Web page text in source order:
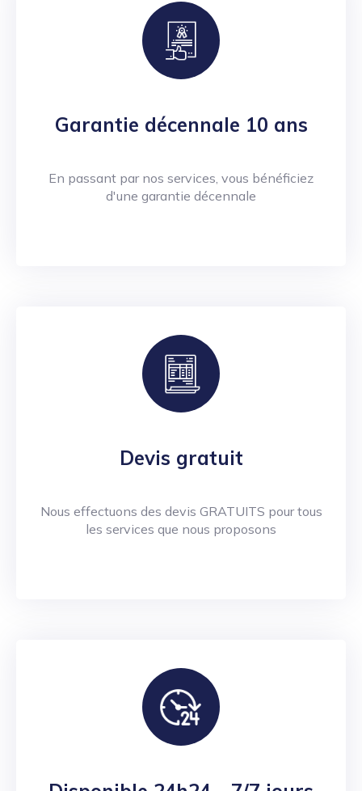
Garantie décennale 10 ans
En passant par nos services, vous bénéficiez
d'une garantie décennale
Devis gratuit
Nous effectuons des devis GRATUITS pour tous
les services que nous proposons